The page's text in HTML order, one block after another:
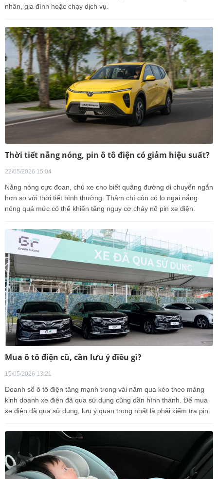
nhân, gia đình hoặc chạy dịch vụ.
Thời tiết nắng nóng, pin ô tô điện có giảm hiệu suất?
22/05/2026 15:04
Nắng nóng cực đoan, chủ xe cho biết quãng đường di chuyển ngắn
hơn so với thời tiết bình thường. Thậm chí còn có lo ngại nắng
nóng quá mức có thể khiến tăng nguy cơ cháy nổ pin xe điện.
Mua ô tô điện cũ, cần lưu ý điều gì?
15/05/2026 13:21
Doanh số ô tô điện tăng mạnh trong vài năm qua kéo theo mảng
kinh doanh xe điện đã qua sử dụng cũng dần hình thành. Để mua
xe điện đã qua sử dụng, lưu ý quan trọng nhất là phải kiểm tra pin.